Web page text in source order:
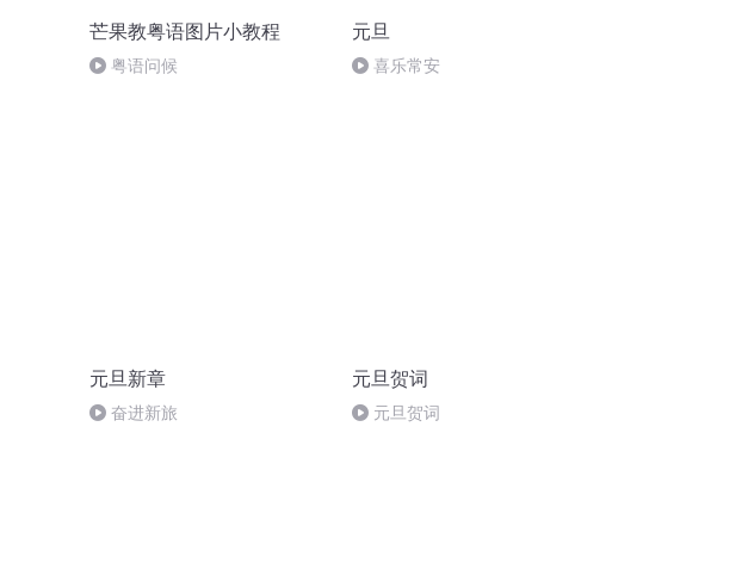
芒果教粤语图片小教程
粤语问候
元旦
喜乐常安
元旦新章
奋进新旅
元旦贺词
元旦贺词